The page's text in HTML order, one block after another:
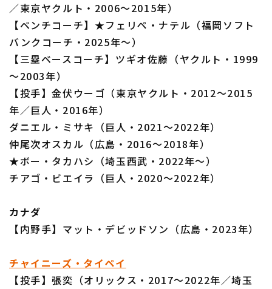
／東京ヤクルト・2006～2015年）
【ベンチコーチ】★フェリペ・ナテル（福岡ソフト
バンクコーチ・2025年～）
【三塁ベースコーチ】ツギオ佐藤（ヤクルト・1999
～2003年）
【投手】金伏ウーゴ（東京ヤクルト・2012～2015
年／巨人・2016年）
ダニエル・ミサキ（巨人・2021～2022年）
仲尾次オスカル（広島・2016～2018年）
★ボー・タカハシ（埼玉西武・2022年～）
チアゴ・ビエイラ（巨人・2020～2022年）
カナダ
【内野手】マット・デビッドソン（広島・2023年）
チャイニーズ・タイペイ
【投手】張奕（オリックス・2017～2022年／埼玉